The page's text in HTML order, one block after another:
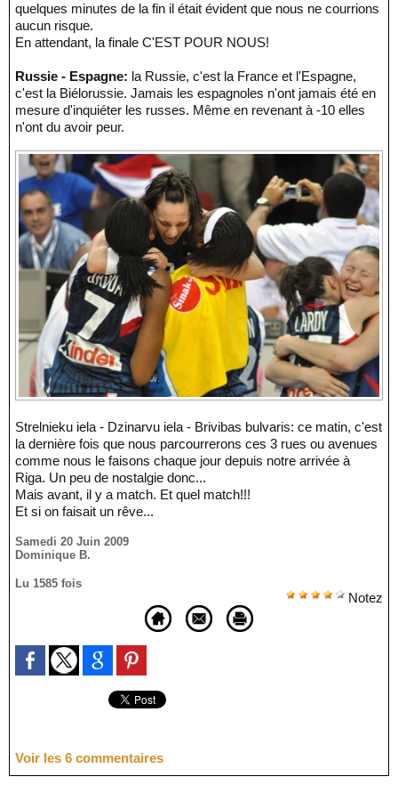
quelques minutes de la fin il était évident que nous ne courrions
aucun risque.
En attendant, la finale C'EST POUR NOUS!
Russie - Espagne: la Russie, c'est la France et l'Espagne,
c'est la Biélorussie. Jamais les espagnoles n'ont jamais été en
mesure d'inquiéter les russes. Même en revenant à -10 elles
n'ont du avoir peur.
Strelnieku iela - Dzinarvu iela - Brivibas bulvaris: ce matin, c'est
la dernière fois que nous parcourrerons ces 3 rues ou avenues
comme nous le faisons chaque jour depuis notre arrivée à
Riga. Un peu de nostalgie donc...
Mais avant, il y a match. Et quel match!!!
Et si on faisait un rêve...
Samedi 20 Juin 2009
Dominique B.
Lu 1585 fois
Notez
Voir les 6 commentaires